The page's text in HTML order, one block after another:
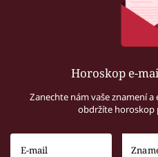
Horoskop e-
Zanechte nám vaše znamení
obdržíte horoskop